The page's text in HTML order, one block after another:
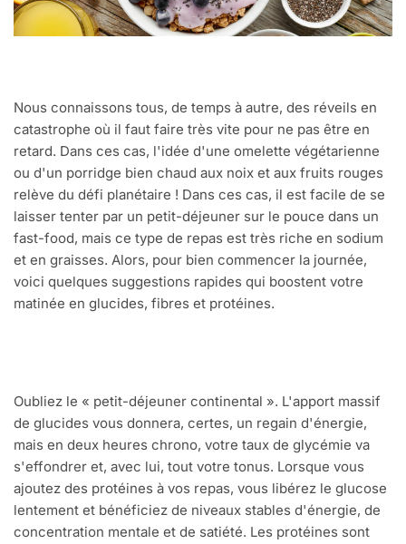
Nous connaissons tous, de temps à autre, des réveils en
catastrophe où il faut faire très vite pour ne pas être en
retard. Dans ces cas, l'idée d'une omelette végétarienne
ou d'un porridge bien chaud aux noix et aux fruits rouges
relève du défi planétaire ! Dans ces cas, il est facile de se
laisser tenter par un petit-déjeuner sur le pouce dans un
fast-food, mais ce type de repas est très riche en sodium
et en graisses. Alors, pour bien commencer la journée,
voici quelques suggestions rapides qui boostent votre
matinée en glucides, fibres et protéines.
Oubliez le « petit-déjeuner continental ». L'apport massif
de glucides vous donnera, certes, un regain d'énergie,
mais en deux heures chrono, votre taux de glycémie va
s'effondrer et, avec lui, tout votre tonus. Lorsque vous
ajoutez des protéines à vos repas, vous libérez le glucose
lentement et bénéficiez de niveaux stables d'énergie, de
concentration mentale et de satiété. Les protéines sont